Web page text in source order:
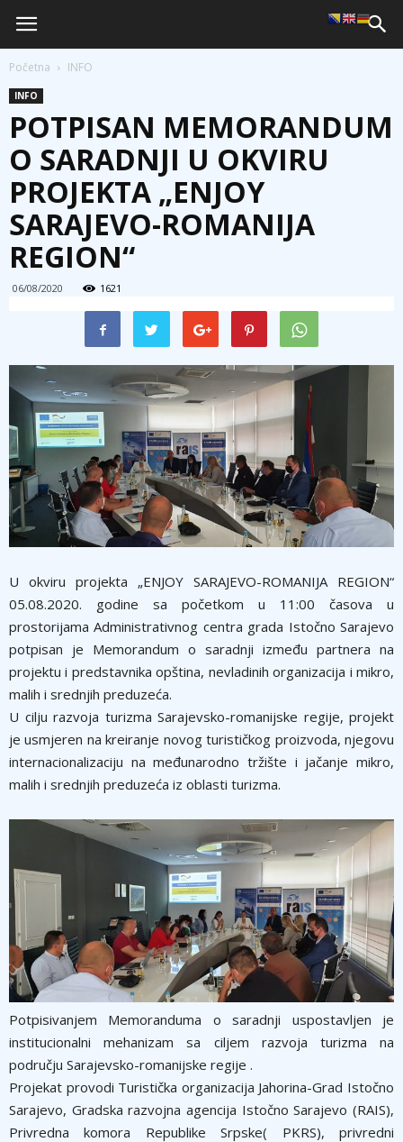
Početna INFO
INFO
POTPISAN MEMORANDUM
O SARADNJI U OKVIRU
PROJEKTA „ENJOY
SARAJEVO-ROMANIJA
REGION“
06/08/2020 1621
U okviru projekta „ENJOY SARAJEVO-ROMANIJA REGION“
05.08.2020. godine sa početkom u 11:00 časova u
prostorijama Administrativnog centra grada Istočno Sarajevo
potpisan je Memorandum o saradnji između partnera na
projektu i predstavnika opština, nevladinih organizacija i mikro,
malih i srednjih preduzeća.
U cilju razvoja turizma Sarajevsko-romanijske regije, projekt
je usmjeren na kreiranje novogturističkog proizvoda, njegovu
internacionalizaciju na međunarodno tržište i jačanje mikro,
malih i srednjih preduzeća iz oblasti turizma.
Potpisivanjem Memoranduma o saradnji uspostavljen je
institucionalni mehanizam sa ciljem razvoja turizma na
području Sarajevsko-romanijske regije .
Projekat provodi Turistička organizacija Jahorina-Grad Istočno
Sarajevo, Gradska razvojna agencija Istočno Sarajevo (RAIS),
Privredna komora Republike Srpske( PKRS), privredni